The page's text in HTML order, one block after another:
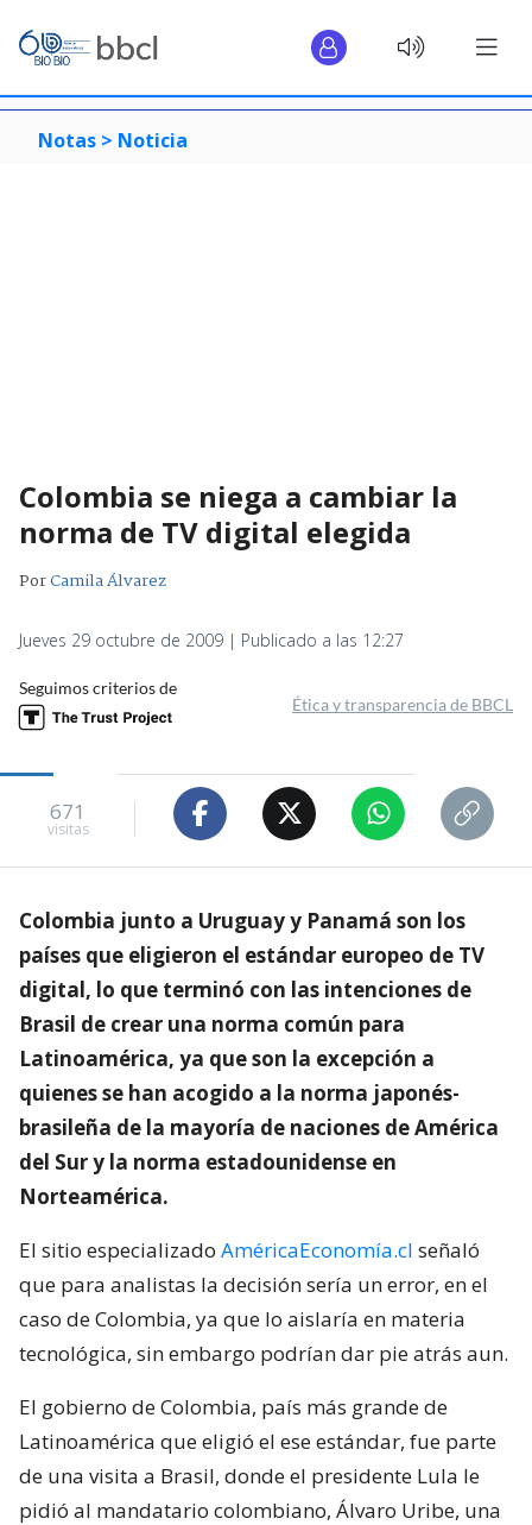
Notas > Noticia
Colombia se niega a cambiar la
norma de TV digital elegida
PorCamila Álvarez
Jueves 29 octubre de 2009 | Publicado a las 12:27
Seguimos criterios de
Ética y transparencia de BBCL
671
visitas
Colombia junto a Uruguay y Panamá son los
países que eligieron el estándar europeo de TV
digital, lo que terminó con las intenciones de
Brasil de crear una norma común para
Latinoamérica, ya que son la excepción a
quienes se han acogido a la norma japonés-
brasileña de la mayoría de naciones de América
del Sur y la norma estadounidense en
Norteamérica.
El sitio especializado AméricaEconomía.cl señaló
que para analistas la decisión sería un error, en el
caso de Colombia, ya que lo aislaría en materia
tecnológica, sin embargo podrían dar pie atrás aun.
El gobierno de Colombia, país más grande de
Latinoamérica que eligió el ese estándar, fue parte
de una visita a Brasil, donde el presidente Lula le
pidió al mandatario colombiano, Álvaro Uribe, una